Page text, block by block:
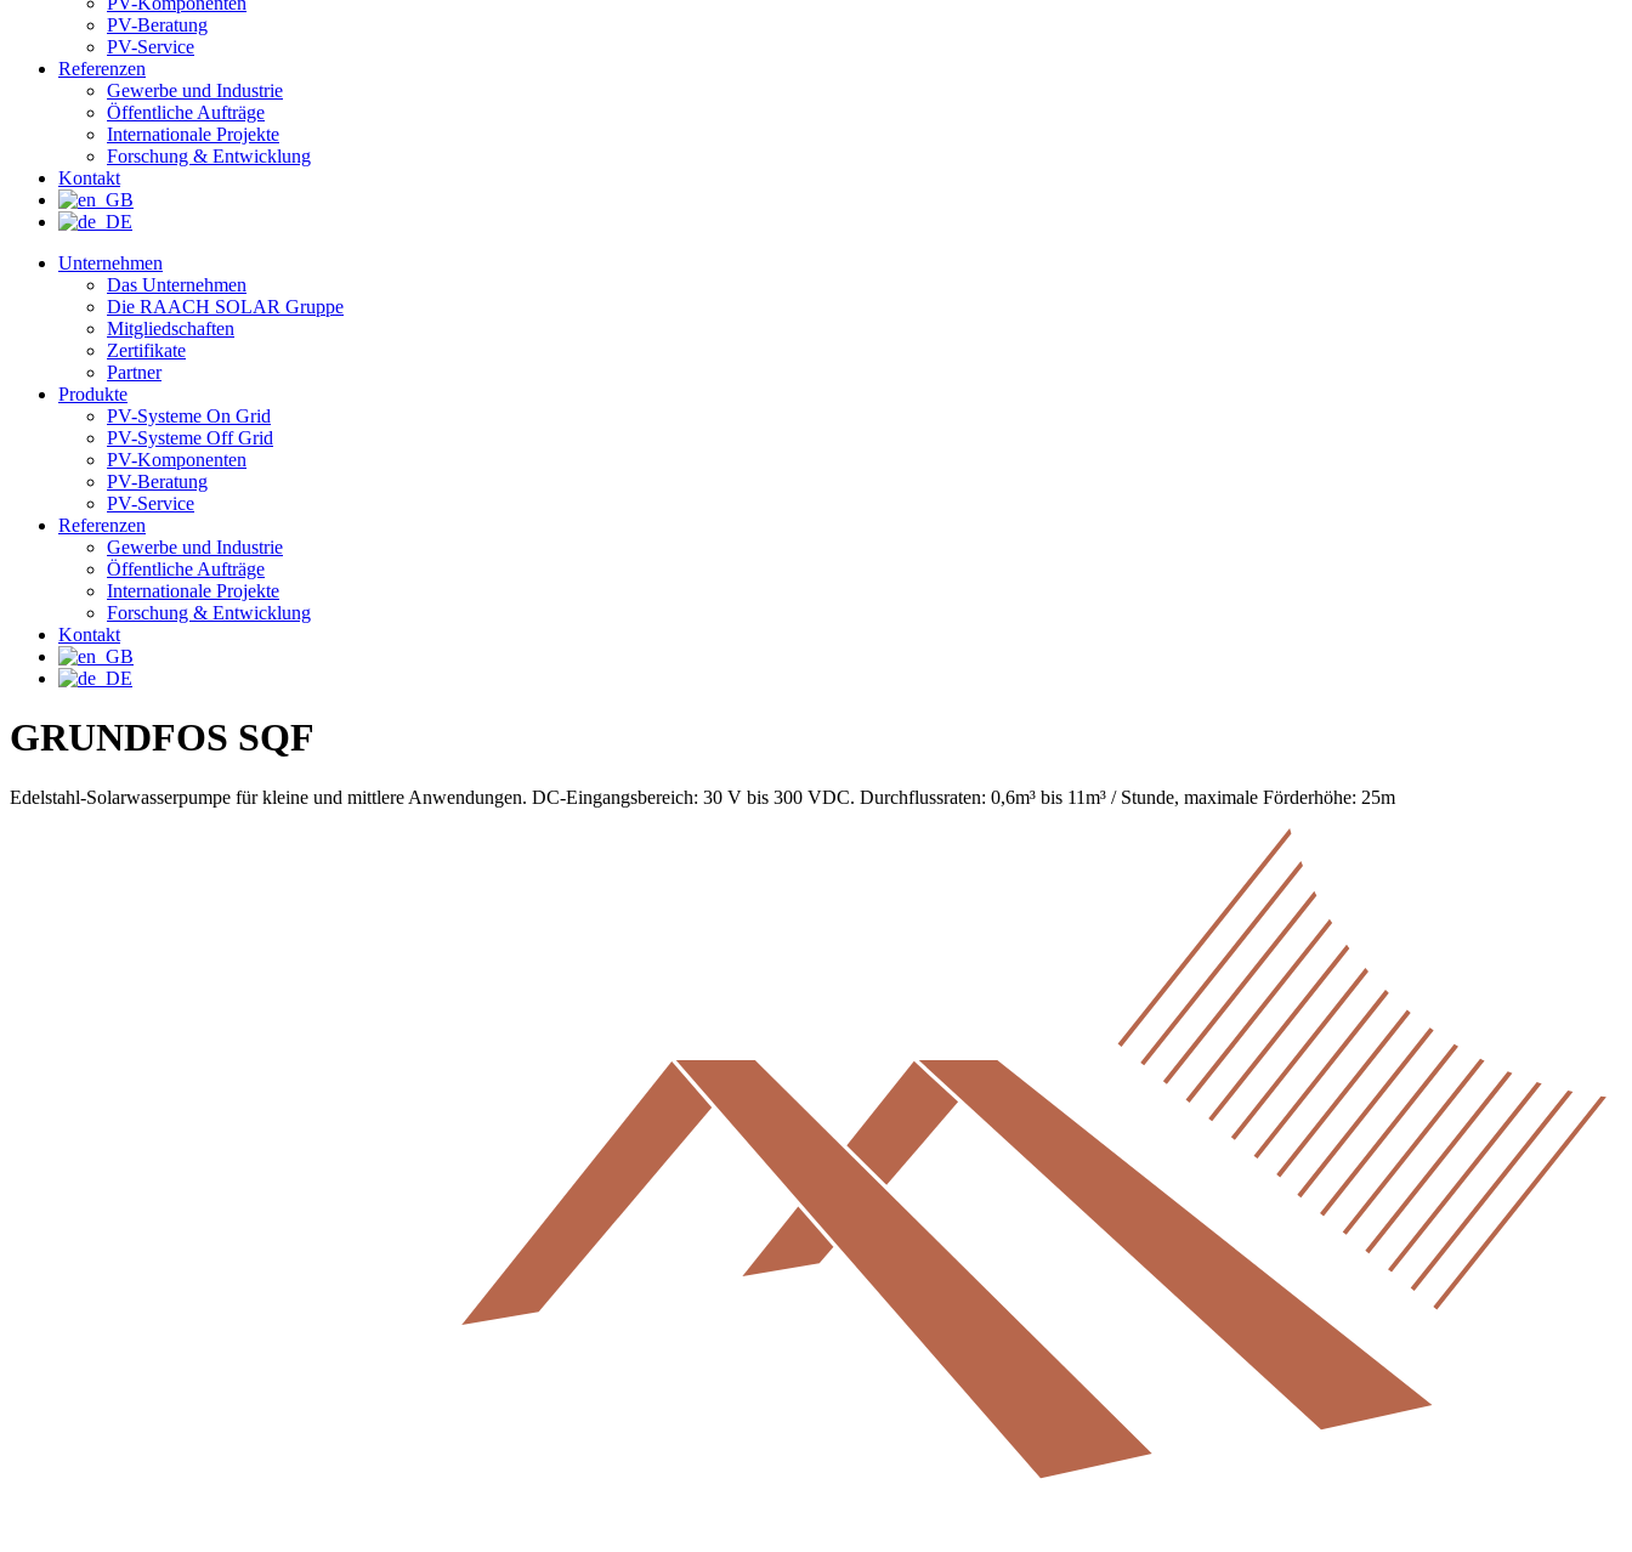
PV-Beratung
PV-Service
Referenzen
Gewerbe und Industrie
Öffentliche Aufträge
Internationale Projekte
Forschung & Entwicklung
Kontakt
Unternehmen
Das Unternehmen
Die RAACH SOLAR Gruppe
Mitgliedschaften
Zertifikate
Partner
Produkte
PV-Systeme On Grid
PV-Systeme Off Grid
PV-Komponenten
PV-Beratung
PV-Service
Referenzen
Gewerbe und Industrie
Öffentliche Aufträge
Internationale Projekte
Forschung & Entwicklung
Kontakt
GRUNDFOS SQF
Edelstahl-Solarwasserpumpe für kleine und mittlere Anwendungen. DC-Eingangsbereich: 30 V bis 300 VDC. Durchflussraten: 0,6m³ bis 11m³ / Stunde, maximale Förderhöhe: 25m